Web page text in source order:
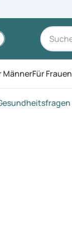
Sie das Menü
MännerFür Frauen